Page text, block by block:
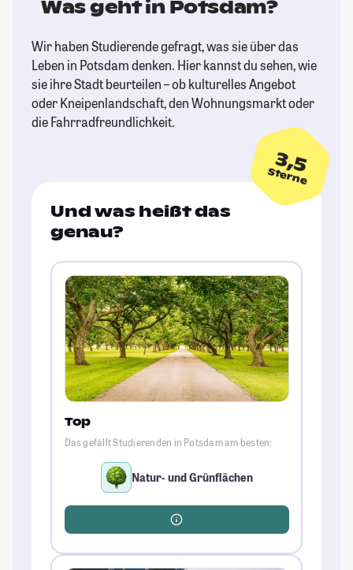
Was geht in Potsdam?
Wir haben Studierende gefragt, was sie über das
Leben in Potsdam denken. Hier kannst du sehen, wie
sie ihre Stadt beurteilen – ob kulturelles Angebot
oder Kneipenlandschaft, den Wohnungsmarkt oder
die Fahrradfreundlichkeit.
3,5
Sterne
Und was heißt das
genau?
Top
Das gefällt Studierenden in Potsdam am besten:
Natur- und Grünflächen